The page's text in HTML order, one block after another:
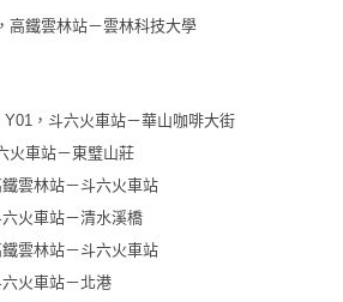
高鐵雲林站－雲林科技大學
，斗六火車站－華山咖啡大街
火車站－東璧山莊
雲林站－斗六火車站
火車站－清水溪橋
雲林站－斗六火車站
火車站－北港